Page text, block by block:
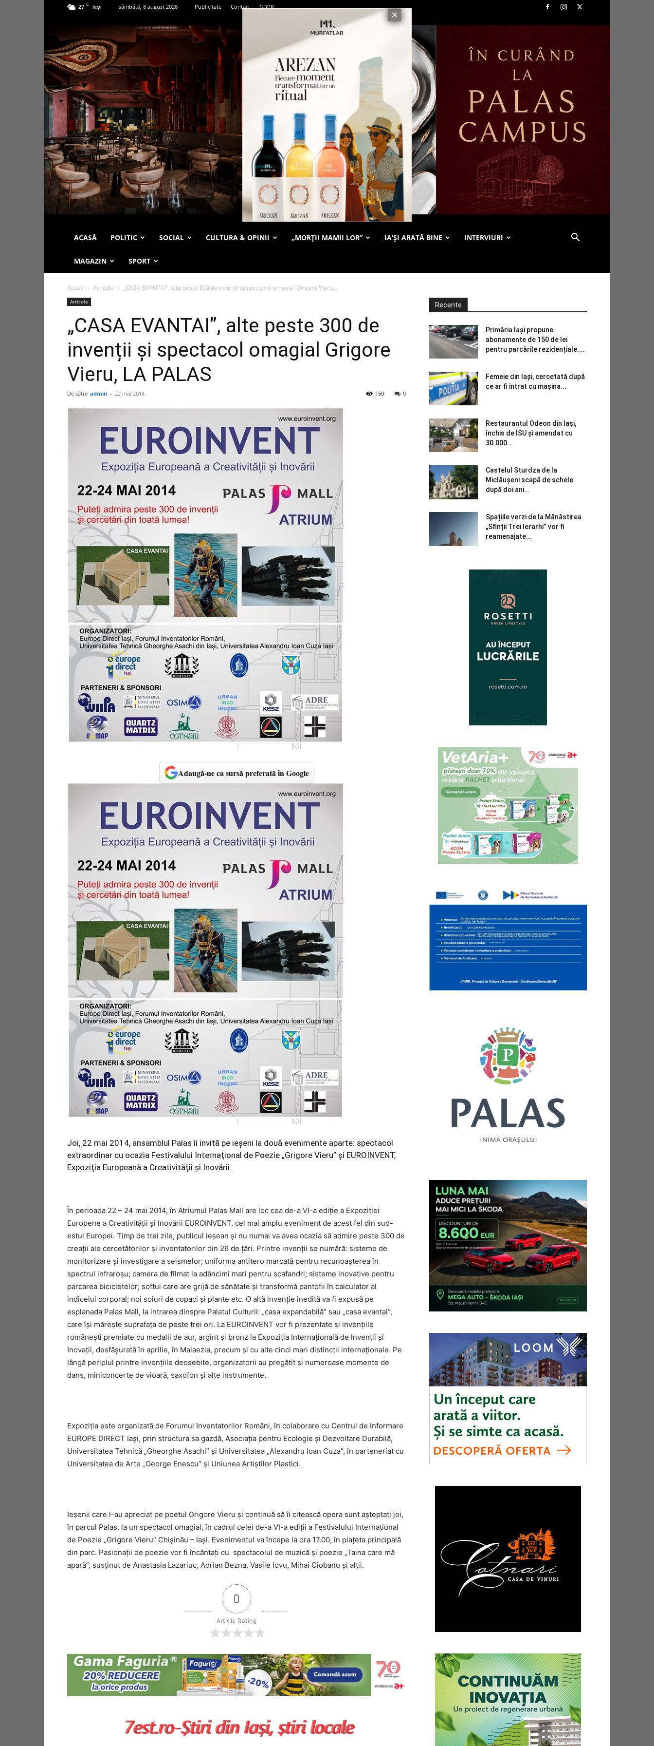
27 C Iași sâmbătă, 8 august 2026 Publicitate Contact GDPR
ACASĂ POLITIC SOCIAL CULTURA & OPINII „MORȚII MAMII LOR” IA’ȘI ARATĂ BINE INTERVIURI
MAGAZIN SPORT
Acasă Articole „CASA EVANTAI”, alte peste 300 de invenții și spectacol omagial Grigore Vieru,...
Articole
„CASA EVANTAI”, alte peste 300 de
invenții și spectacol omagial Grigore
Vieru, LA PALAS
De către admin - 22 mai 2014 0
150
Adaugă-ne ca sursă preferată în Google
Joi, 22 mai 2014, ansamblul Palas îi invită pe ieşeni la două evenimente aparte: spectacol
extraordinar cu ocazia Festivalului Internaţional de Poezie „Grigore Vieru” şi EUROINVENT,
Expoziţia Europeană a Creativităţii şi Inovării.
În perioada 22 – 24 mai 2014, în Atriumul Palas Mall are loc cea de-a VI-a ediţie a Expoziției
Europene a Creativității și Inovării EUROINVENT, cel mai amplu eveniment de acest fel din sud-
estul Europei. Timp de trei zile, publicul ieşean şi nu numai va avea ocazia să admire peste 300 de
creaţii ale cercetătorilor şi inventatorilor din 26 de țări. Printre invenţii se numără: sisteme de
monitorizare și investigare a seismelor; uniforma antitero marcată pentru recunoaşterea în
spectrul infraroşu; camera de filmat la adâncimi mari pentru scafandri; sisteme inovative pentru
parcarea bicicletelor; softul care are grijă de sănătate şi transformă pantofii în calculator al
indicelui corporal; noi soiuri de copaci şi plante etc. O altă invenţie inedită va fi expusă pe
esplanada Palas Mall, la intrarea dinspre Palatul Culturii: „casa expandabilă” sau „casa evantai”,
care îşi măreşte suprafaţa de peste trei ori. La EUROINVENT vor fi prezentate şi invențiile
românești premiate cu medalii de aur, argint şi bronz la Expoziția Internațională de Invenții și
Inovații, desfășurată în aprilie, în Malaezia, precum şi cu alte cinci mari distincţii internaţionale. Pe
lângă periplul printre invenţiile deosebite, organizatorii au pregătit şi numeroase momente de
dans, miniconcerte de vioară, saxofon şi alte instrumente.
Expoziţia este organizată de Forumul Inventatorilor Români, în colaborare cu Centrul de Informare
EUROPE DIRECT Iaşi, prin structura sa gazdă, Asociaţia pentru Ecologie şi Dezvoltare Durabilă,
Universitatea Tehnică „Gheorghe Asachi” și Universitatea „Alexandru Ioan Cuza”, în parteneriat cu
Universitatea de Arte „George Enescu” și Uniunea Artiștilor Plastici.
Ieşenii care l-au apreciat pe poetul Grigore Vieru şi continuă să îi citească opera sunt aşteptaţi joi,
în parcul Palas, la un spectacol omagial, în cadrul celei de-a VI-a ediţii a Festivalului Internaţional
de Poezie „Grigore Vieru” Chişinău – Iaşi. Evenimentul va începe la ora 17.00, în piaţeta principală
din parc. Pasionaţii de poezie vor fi încântaţi cu spectacolul de muzică şi poezie „Taina care mă
apară”, susţinut de Anastasia Lazariuc, Adrian Bezna, Vasile Iovu, Mihai Ciobanu şi alţii.
0
Article Rating
Recente
Primăria Iași propune
abonamente de 150 de lei
pentru parcările rezidențiale....
Femeie din Iași, cercetată după
ce ar fi intrat cu mașina...
Restaurantul Odeon din Iași,
închis de ISU și amendat cu
30.000...
Castelul Sturdza de la
Miclăușeni scapă de schele
după doi ani...
Spațiile verzi de la Mănăstirea
„Sfinții Trei Ierarhi” vor fi
reamenajate...